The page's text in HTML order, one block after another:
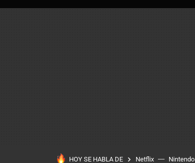
HOY SE HABLA DE Netflix Nintendo